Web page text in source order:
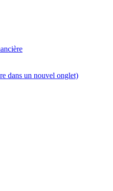
dans un nouvel onglet)